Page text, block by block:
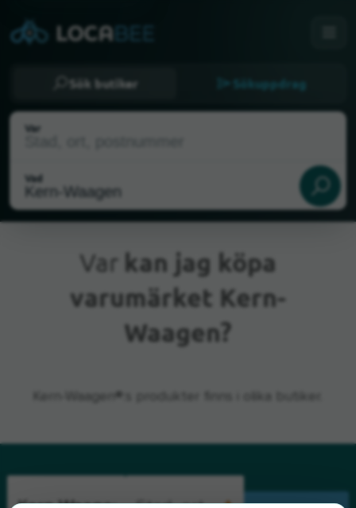
Sök butiker Sökuppdrag
Var
Vad
Nuvarande plats
Var kan jag köpa
varumärket Kern-
Waagen?
Kern-Waagen®:s produkter finns i olika butiker.